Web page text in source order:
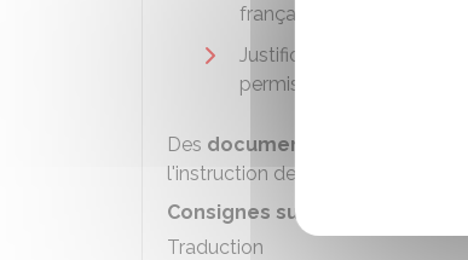
française
Justificatif d'identité. Par
permis de conduire.
Des documents
l'instruction de votre demande
Consignes sur les documents
Traduction